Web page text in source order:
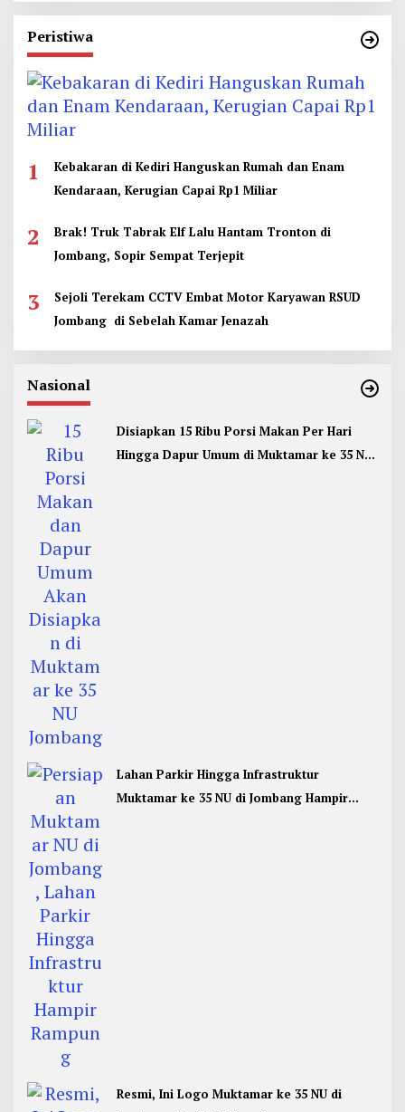
Peristiwa
1
Kebakaran di Kediri Hanguskan Rumah dan Enam
Kendaraan, Kerugian Capai Rp1 Miliar
2
Brak! Truk Tabrak Elf Lalu Hantam Tronton di
Jombang, Sopir Sempat Terjepit
3
Sejoli Terekam CCTV Embat Motor Karyawan RSUD
Jombang di Sebelah Kamar Jenazah
Nasional
Disiapkan 15 Ribu Porsi Makan Per Hari
Hingga Dapur Umum di Muktamar ke 35 NU
Lahan Parkir Hingga Infrastruktur
Muktamar ke 35 NU di Jombang Hampir
Resmi, Ini Logo Muktamar ke 35 NU di